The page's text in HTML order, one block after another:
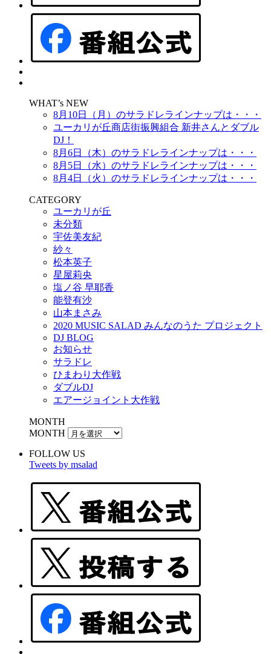
WHAT’s NEW
8月10日（月）のサラドレラインナップは・・・
ユーカリが丘商店街振興組合 新井さんとダブル
DJ！
8月6日（木）のサラドレラインナップは・・・
8月5日（水）のサラドレラインナップは・・・
8月4日（火）のサラドレラインナップは・・・
CATEGORY
ユーカリが丘
未分類
宇佐美友紀
紗々
松本英子
星屋莉央
塩ノ谷 早耶香
能登有沙
山本まさみ
2020 MUSIC SALAD みんなのうた プロジェクト
DJ BLOG
お知らせ
サラドレ
ひまわり大作戦
ダブルDJ
エアージョイント大作戦
MONTH
MONTH
FOLLOW US
Tweets by msalad